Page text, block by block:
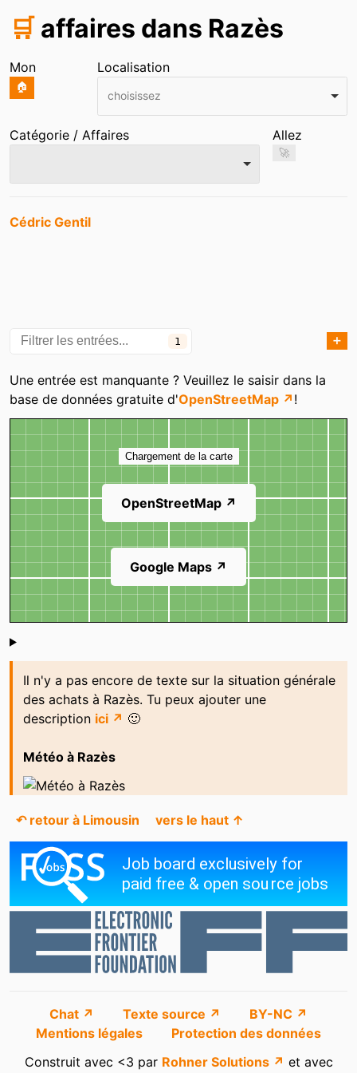
🛒 affaires dans Razès
Mon
🏠
Localisation
choisissez
Catégorie / Affaires Allez
🚀
Entrées
Cédric Gentil
1 ➕
Catégories
Une entrée est manquante ? Veuillez le saisir dans la
base de données gratuite d'OpenStreetMap ↗ !
Carte
Chargement de la carte
OpenStreetMap ↗
Google Maps ↗
Shoutbox
Il n'y a pas encore de texte sur la situation générale
des achats à Razès. Tu peux ajouter une
description ici ↗ 🙂
Météo à Razès
↶ retour à Limousin vers le haut ↑
Chat ↗ Texte source ↗
BY-NC ↗
Mentions légales
Protection des données
Construit avec <3 par Rohner Solutions ↗ et avec